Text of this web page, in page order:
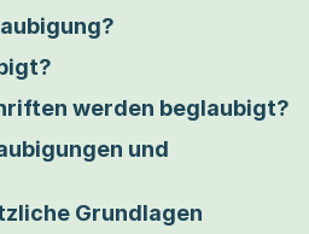
werden beglaubigt?
und
Grundlagen